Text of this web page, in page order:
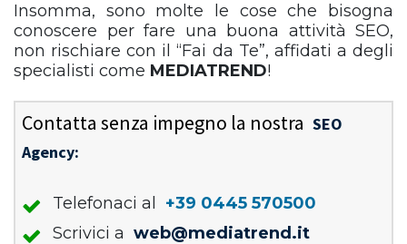
Insomma, sono molte le cose che bisogna
conoscere per fare una buona attività SEO,
non rischiare con il “Fai da Te”, affidati a degli
specialisti come MEDIATREND!
Contatta senza impegno la nostra SEO
Agency:
Telefonaci al
+39 0445 570500
Scrivici a web@mediatrend.it